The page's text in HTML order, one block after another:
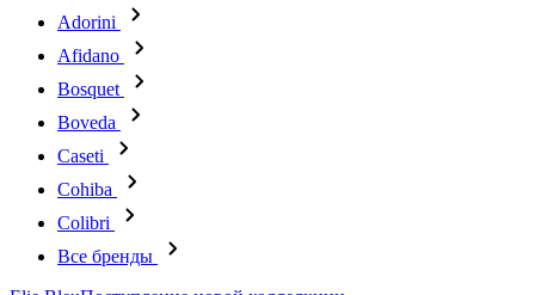
Adorini
Afidano
Bosquet
Boveda
Caseti
Cohiba
Colibri
Все бренды